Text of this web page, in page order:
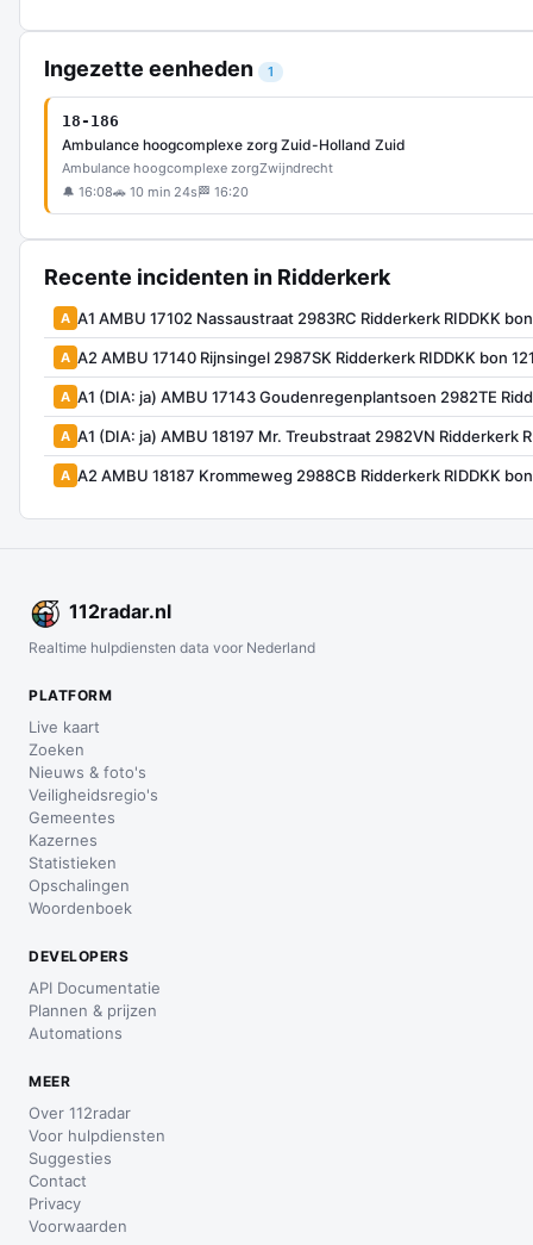
Ingezette eenheden 1
18-186
Ambulance hoogcomplexe zorg Zuid-Holland Zuid
Ambulance hoogcomplexe zorgZwijndrecht
🔔 16:08🚗 10 min 24s 🏁 16:20
Recente incidenten in Ridderkerk
A A1 AMBU 17102 Nassaustraat 2983RC Ridderkerk RIDDKK
A A2 AMBU 17140 Rijnsingel 2987SK Ridderkerk RIDDKK bon
A A1 (DIA: ja) AMBU 17143 Goudenregenplantsoen 2982TE
A A1 (DIA: ja) AMBU 18197 Mr. Treubstraat 2982VN Ridderkerk
A A2 AMBU 18187 Krommeweg 2988CB Ridderkerk RIDDKK
112radar.nl
Realtime hulpdiensten data voor Nederland
PLATFORM
Live kaart
Zoeken
Nieuws & foto's
Veiligheidsregio's
Gemeentes
Kazernes
Statistieken
Opschalingen
Woordenboek
DEVELOPERS
API Documentatie
Plannen & prijzen
Automations
MEER
Over 112radar
Voor hulpdiensten
Suggesties
Contact
Privacy
Voorwaarden